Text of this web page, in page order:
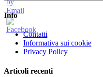
Info
Contatti
Informativa sui cookie
Privacy Policy
Articoli recenti